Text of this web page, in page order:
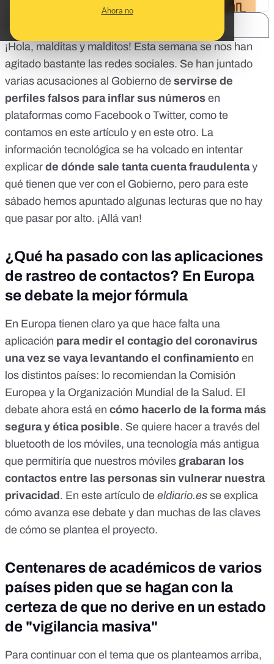
Ahora no
¡Hola, malditas y malditos! Esta semana se nos han
agitado bastante las redes sociales. Se han juntado
varias acusaciones al Gobierno de servirse de
perfiles falsos para inflar sus números en
plataformas como Facebook o Twitter, como te
contamos en este artículo y en este otro. La
información tecnológica se ha volcado en intentar
explicar de dónde sale tanta cuenta fraudulentay
qué tienen que ver con el Gobierno, pero para este
sábado hemos apuntado algunas lecturas que no hay
que pasar por alto. ¡Allá van!
¿Qué ha pasado con las aplicaciones
de rastreo de contactos? En Europa
se debate la mejor fórmula
En Europa tienen claro ya que hace falta una
aplicación para medir el contagio del coronavirus
una vez se vaya levantando el confinamiento en
los distintos países: lo recomiendan la Comisión
Europea y la Organización Mundial de la Salud. El
debate ahora está en cómo hacerlo de la forma más
segura y ética posible. Se quiere hacer a través del
bluetooth de los móviles, una tecnología más antigua
que permitiría que nuestros móviles grabaran los
contactos entre las personas sin vulnerar nuestra
privacidad . En este artículo de eldiario.es se explica
cómo avanza ese debate y dan muchas de las claves
de cómo se plantea el proyecto.
Centenares de académicos de varios
países piden que se hagan con la
certeza de que no derive en un estado
de "vigilancia masiva"
Para continuar con el tema que os planteamos arriba,